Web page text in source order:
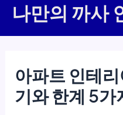
나만의 까사
아파트 인테
기와 한계 5가